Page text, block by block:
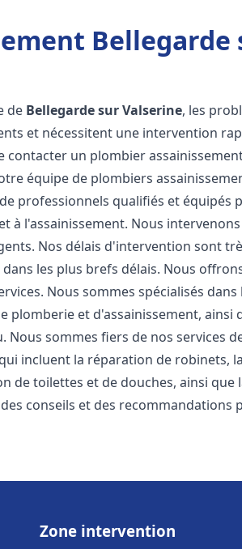
Bellegarde
de Bellegarde sur Valserine, les
et nécessitent une intervention
contacter un plombier
équipe de plombiers
professionnels qualifiés et équipés
à l'assainissement. Nous
Nos délais d'intervention sont
les plus brefs délais. Nous
Nous sommes spécialisés
plomberie et d'assainissement,
Nous sommes fiers de nos services
incluent la réparation de robinets,
de toilettes et de douches, ainsi
conseils et des recommandations
Zone intervention